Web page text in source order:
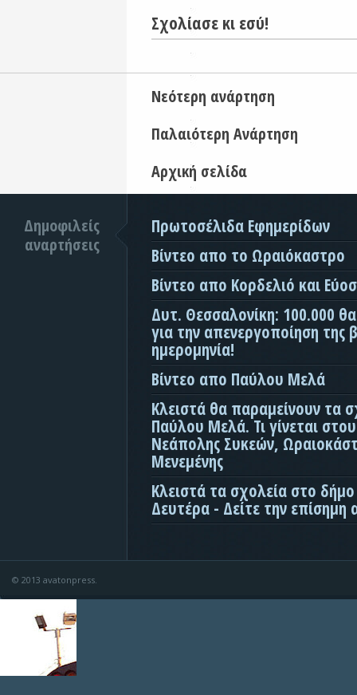
Σχολίασε κι εσύ!
Νεότερη ανάρτηση
Παλαιότερη Ανάρτηση
Αρχική σελίδα
Δημοφιλείς
αναρτήσεις
Πρωτοσέλιδα Εφημερίδων
Βίντεο απο το Ωραιόκαστρο
Βίντεο απο Κορδελιό και
Δυτ. Θεσσαλονίκη: 100.000
για την απενεργοποίηση της
ημερομηνία!
Βίντεο απο Παύλου Μελά
Κλειστά θα παραμείνουν τα
Παύλου Μελά. Τι γίνεται
Νεάπολης Συκεών,
Μενεμένης
Κλειστά τα σχολεία στο
Δευτέρα - Δείτε την επίσημη
© 2013 avatonpress.